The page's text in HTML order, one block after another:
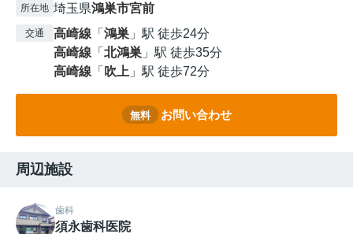
所在地 埼玉県鴻巣市宮前
交通 高崎線 「 鴻巣 」駅 徒歩24分
高崎線 「 北鴻巣 」駅 徒歩35分
高崎線 「 吹上 」駅 徒歩72分
無料 お問い合わせ
周辺施設
歯科
須永歯科医院